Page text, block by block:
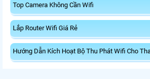
Top Camera Không Cần Wifi
Lắp Router Wifi Giá Rẻ
Hướng Dẫn Kích Hoạt Bộ Thu Phát Wifi Cho